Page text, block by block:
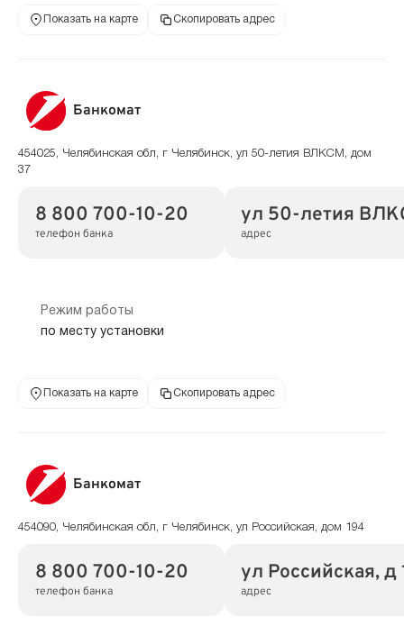
Показать на карте Скопировать адрес
Банкомат
454025, Челябинская обл, г Челябинск, ул 50-летия ВЛКСМ, дом
37
8 800 700-10-20
телефон банка
ул 50-летия
адрес
Режим работы
по месту установки
Показать на карте Скопировать адрес
Банкомат
454090, Челябинская обл, г Челябинск, ул Российская, дом 194
8 800 700-10-20
телефон банка
ул Российская, д
адрес